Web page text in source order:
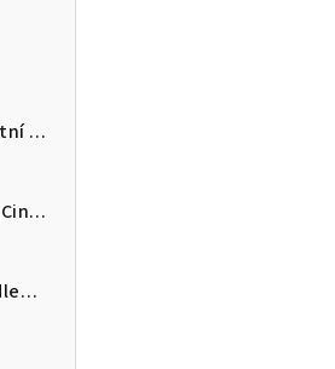
Universální čistič podlah Klee letní květy 1,45 l
Tesori d'Oriente Orchidea della Cina parfémovaná voda dámská 100ml
Prací gel XXL s marseillským mýdlem 5,65 L